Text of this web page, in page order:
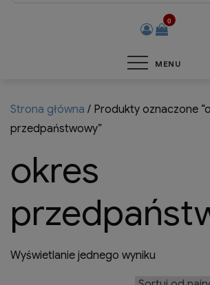
0
MENU
Strona główna / Produkty oznaczone
przedpaństwowy”
okres
Wyświetlanie jednego wyniku